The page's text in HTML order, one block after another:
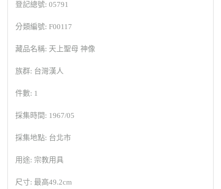
登記總號: 05791
分類編號: F00117
藏品名稱: 天上聖母 神像
族群: 台灣漢人
件數: 1
採集時間: 1967/05
採集地點: 台北市
用途: 宗教用具
尺寸: 最高49.2cm